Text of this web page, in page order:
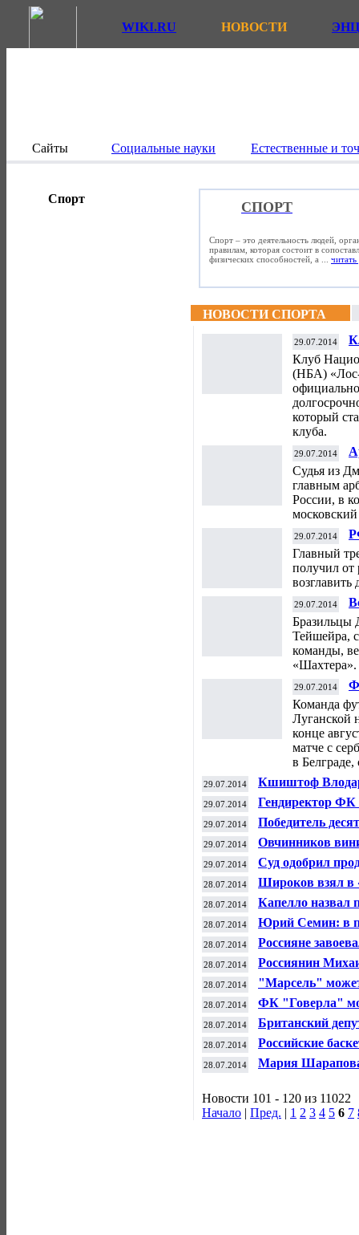
WIKI.RU НОВОСТИ
Сайты Социальные науки Естественные и
Спорт
СПОРТ
Спорт – это деятельность людей,
правилам, которая состоит в
физических способностей, а ... читать
НОВОСТИ СПОРТА
29.07.2014
Клуб
(НБА)
который
клуба.
29.07.2014
Судья из
главным
России, в
29.07.2014
Главный
получил от
29.07.2014
Бразильцы
Тейшейра,
команды,
«Шахтера».
29.07.2014
Команда
Луганской
конце
матче с
в
29.07.2014
Кшиштоф
боксерском бое
29.07.2014
Гендиректор
вернулись в
29.07.2014
Победитель
определится в
29.07.2014
Овчинников
Акинфеева на
29.07.2014 Суд одобрил
28.07.2014 Широков взял в
28.07.2014
Капелло назвал
Акинфеева и
28.07.2014
Юрий Семин: в
намерен
28.07.2014
Россияне
по велотреку
28.07.2014 Россиянин
28.07.2014
"Марсель"
в "Валенсию"
28.07.2014
ФК "Говерла"
чемпионате
28.07.2014
Британский
кондитерский
28.07.2014
Российские
финале
28.07.2014
Мария Шарапова
Новости 101 - 120 из 11022
Начало | Пред. | 1 2 3 4 5 6 7